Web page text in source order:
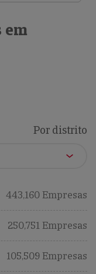
em
Por distrito
443,160 Empresas
250,751 Empresas
105,509 Empresas